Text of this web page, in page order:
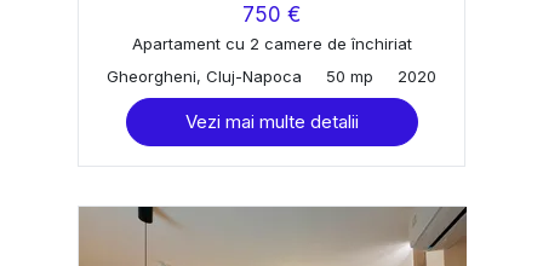
750 €
Apartament cu 2 camere de închiriat
Gheorgheni, Cluj-Napoca
50 mp 2020
Vezi mai multe detalii